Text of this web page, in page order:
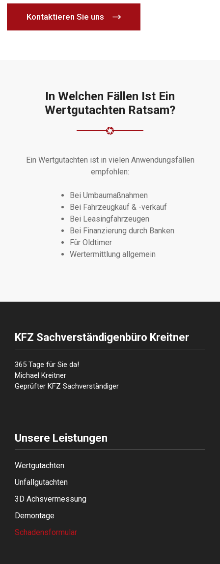
Kontaktieren Sie uns
In Welchen Fällen Ist Ein
Wertgutachten Ratsam?
Ein Wertgutachten ist in vielen Anwendungsfällen
empfohlen:
Bei Umbaumaßnahmen
Bei Fahrzeugkauf & -verkauf
Bei Leasingfahrzeugen
Bei Finanzierung durch Banken
Für Oldtimer
Wertermittlung allgemein
KFZ Sachverständigenbüro Kreitner
365 Tage für Sie da!
Michael Kreitner
Geprüfter KFZ Sachverständiger
Unsere Leistungen
Wertgutachten
Unfallgutachten
3D Achsvermessung
Demontage
Schadensformular